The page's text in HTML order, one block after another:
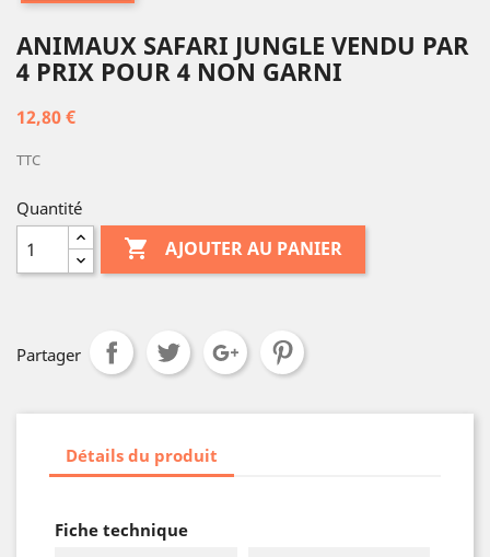
ANIMAUX SAFARI JUNGLE VENDU PAR
4 PRIX POUR 4 NON GARNI
12,80 €
TTC
Quantité
 AJOUTER AU PANIER
Partager
Détails du produit
Fiche technique